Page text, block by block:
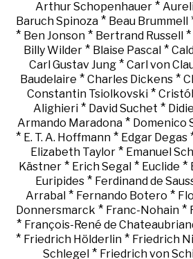
Arthur Schopenhauer*
Baruch Spinoza * Beau Brummell
* Ben Jonson* Bertrand Russell *
Billy Wilder* Blaise Pascal*
Carl Gustav Jung * Carl von
Baudelaire * Charles Dickens*
Constantin Tsiolkovski *
Alighieri* David Suchet *
Armando Maradona* Domenico
* E. T. A. Hoffmann * Edgar Degas
Elizabeth Taylor * Emanuel
Kästner * Erich Segal * Euclide *
Euripides* Ferdinand de
Arrabal * Fernando Botero *
Donnersmarck * Franc-Nohain*
* François-René de
* Friedrich Hölderlin* Friedrich
Schlegel * Friedrich von